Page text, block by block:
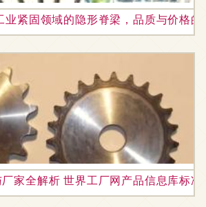
业紧固领域的隐形脊梁，品质与价格的
家全解析 世界工厂网产品信息库标